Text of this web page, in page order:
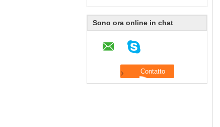
Sono ora online in chat